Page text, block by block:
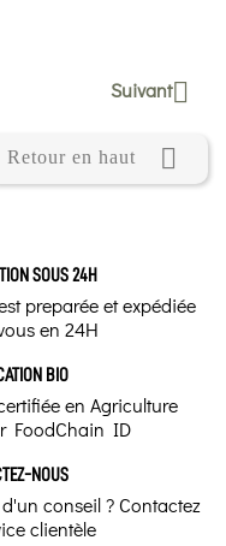
Suivant
Retour en haut 
SOUS 24H
preparée et expédiée
en 24H
BIO
en Agriculture
FoodChain ID
NOUS
conseil ? Contactez
clientèle